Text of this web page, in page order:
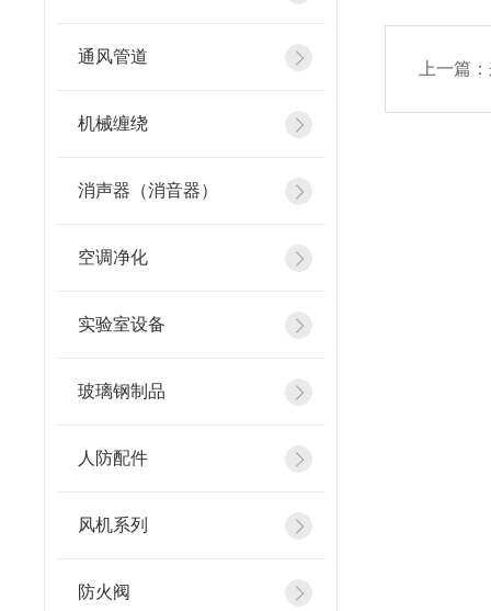
通风管道
机械缠绕
消声器（消音器）
空调净化
实验室设备
玻璃钢制品
人防配件
风机系列
防火阀
上一篇：